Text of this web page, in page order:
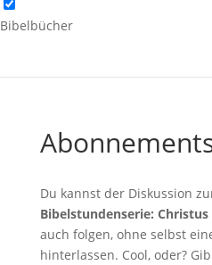
Bibelbücher
Du kannst der Diskussion
Bibelstundenserie:
auch folgen, ohne selbst
hinterlassen. Cool, oder?